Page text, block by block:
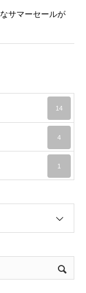
サマーセールが
14
4
1